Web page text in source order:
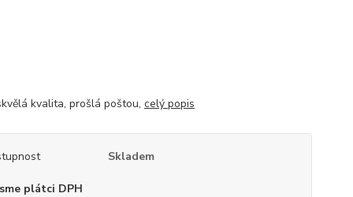
kvalita, prošlá poštou, celý popis
Skladem
plátci DPH